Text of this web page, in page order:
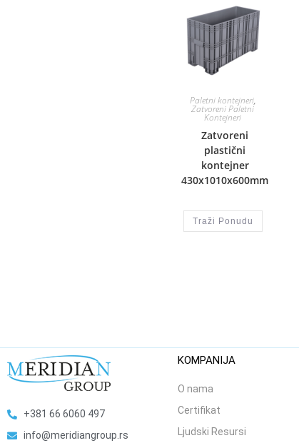
Paletni kontejneri,
Zatvoreni Paletni
Kontejneri
Zatvoreni
plastični
kontejner
430x1010x600mm
Traži Ponudu
+381 66 6060 497
info@meridiangroup.rs
KOMPANIJA
O nama
Certifikat
Ljudski Resursi